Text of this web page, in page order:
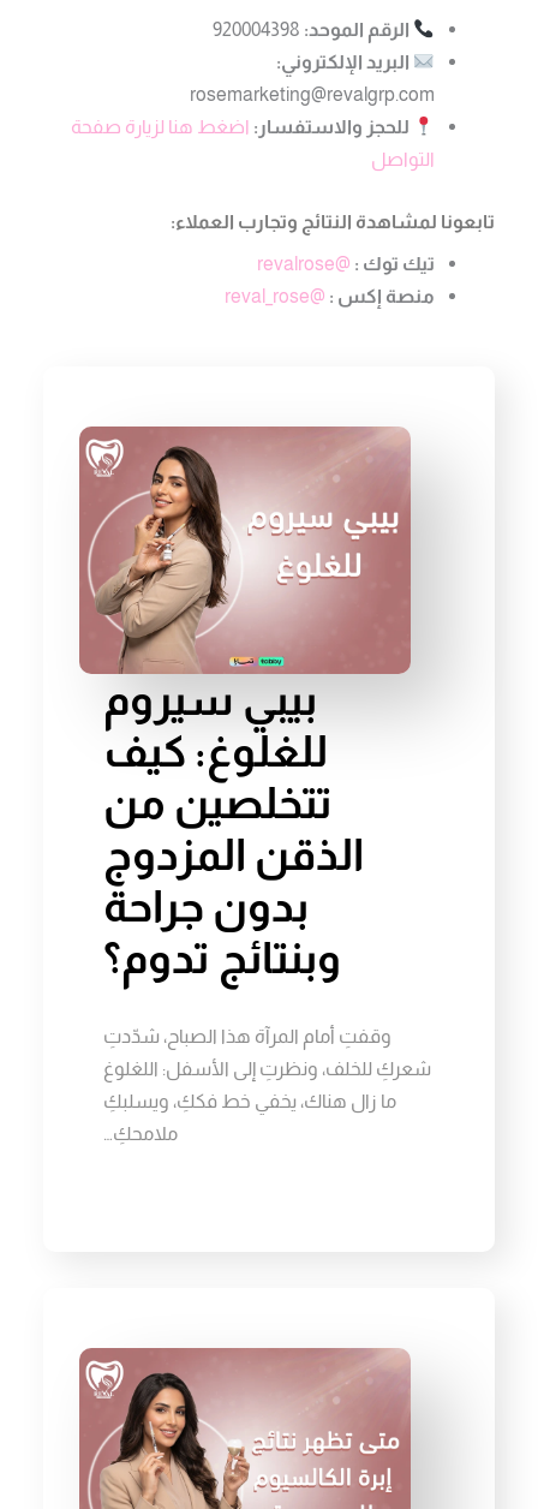
الرقم الموحد:
البريد الإلكتروني:
rosemarketing@revalgrp.com
للحجز والاستفسار: اضغط هنا لزيارة صفحة
التواصل
تابعونا لمشاهدة النتائج وتجارب العملاء:
تيك توك : @revalrose
منصة إكس : @reval_rose
بيبي سيروم
للغلوغ: كيف
تتخلصين من
الذقن المزدوج
بدون جراحة
وبنتائج تدوم؟
وقفتِ أمام المرآة هذا الصباح، شدّدتِ
شعركِ للخلف، ونظرتِ إلى الأسفل: اللغلوغ
ما زال هناك، يخفي خط فككِ، ويسلبكِ
ملامحكِ…